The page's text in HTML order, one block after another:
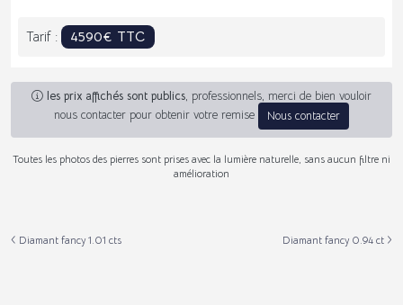
Tarif : 4590€ TTC
les prix affichés sont publics, professionnels, merci de bien vouloir
nous contacter pour obtenir votre remise
Nous contacter
Toutes les photos des pierres sont prises avec la lumière naturelle, sans aucun filtre ni
amélioration
Diamant fancy 1.01 cts Diamant fancy 0.94 ct